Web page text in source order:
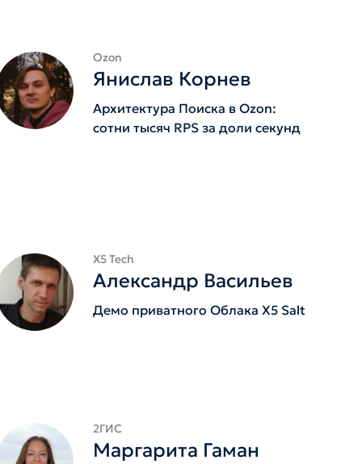
Ozon
Янислав Корнев
Архитектура Поиска в Ozon:
сотни тысяч RPS за доли секунд
X5 Tech
Александр Васильев
Демо приватного Облака X5 Salt
2ГИС
Маргарита Гаман